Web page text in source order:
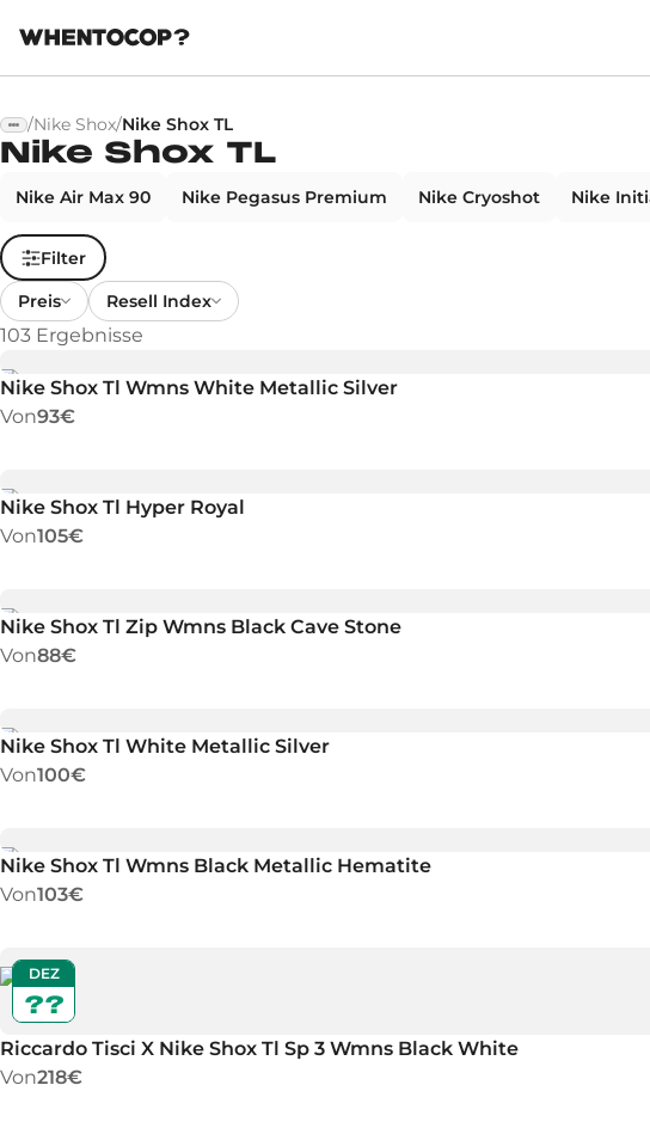
/Nike Shox/Nike Shox TL
Nike Shox TL
Nike Air Max 90 Nike Pegasus Premium Nike Cryoshot Nike
Filter
Preis Resell Index
103 Ergebnisse
Nike Shox Tl Wmns White Metallic Silver
Von93€
Nike Shox Tl Hyper Royal
Von105€
Nike Shox Tl Zip Wmns Black Cave Stone
Von88€
Nike Shox Tl White Metallic Silver
Von100€
Nike Shox Tl Wmns Black Metallic Hematite
Von103€
DEZ
??
Riccardo Tisci X Nike Shox Tl Sp 3 Wmns Black White
Von218€